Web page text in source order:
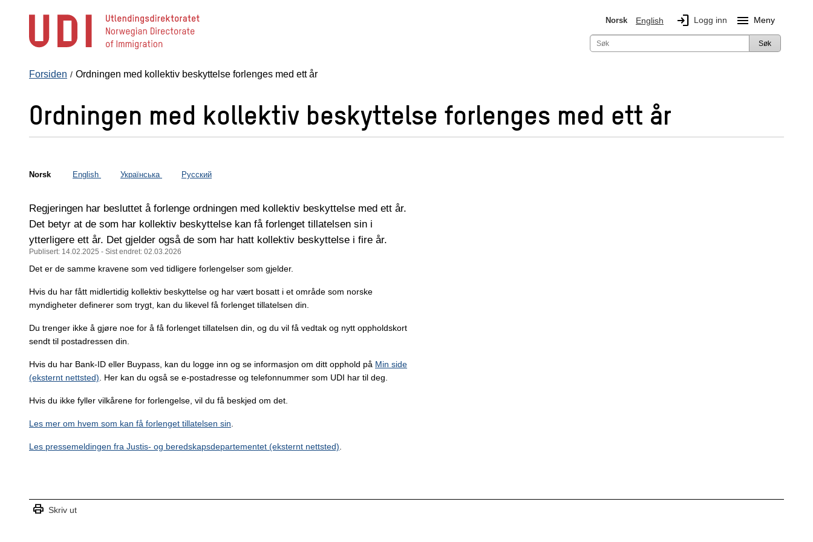
Norsk English login Logg inn menu Meny
Søk
Forsiden Ordningen med kollektiv beskyttelse forlenges med ett år
Ordningen med kollektiv beskyttelse forlenges med ett år
Norsk English Українська Русский
Regjeringen har besluttet å forlenge ordningen med kollektiv beskyttelse med ett år.
Det betyr at de som har kollektiv beskyttelse kan få forlenget tillatelsen sin i
ytterligere ett år. Det gjelder også de som har hatt kollektiv beskyttelse i fire år.
Publisert: 14.02.2025 - Sist endret: 02.03.2026
Det er de samme kravene som ved tidligere forlengelser som gjelder.
Hvis du har fått midlertidig kollektiv beskyttelse og har vært bosatt i et område som norske
myndigheter definerer som trygt, kan du likevel få forlenget tillatelsen din.
Du trenger ikke å gjøre noe for å få forlenget tillatelsen din, og du vil få vedtak og nytt oppholdskort
sendt til postadressen din.
Hvis du har Bank-ID eller Buypass, kan du logge inn og se informasjon om ditt opphold på Min side
(eksternt nettsted) . Her kan du også se e-postadresse og telefonnummer som UDI har til deg.
Hvis du ikke fyller vilkårene for forlengelse, vil du få beskjed om det.
Les mer om hvem som kan få forlenget tillatelsen sin
Les pressemeldingen fra Justis- og beredskapsdepartementet (eksternt nettsted)
print Skriv ut